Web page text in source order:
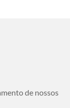
de nossos